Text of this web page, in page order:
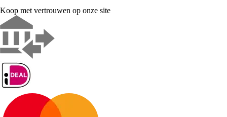
Koop met vertrouwen op onze site